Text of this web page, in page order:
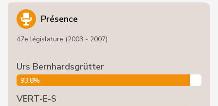
Présence
47e législature (2003 - 2007)
Urs Bernhardsgrütter
93,8%
VERT-E-S